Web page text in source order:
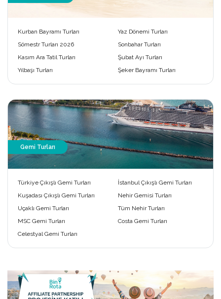
Kurban Bayramı Turları
Yaz Dönemi Turları
Sömestr Turları 2026
Sonbahar Turları
Kasım Ara Tatil Turları
Şubat Ayı Turları
Yılbaşı Turları
Şeker Bayramı Turları
Gemi Turları
Türkiye Çıkışlı Gemi Turları
İstanbul Çıkışlı Gemi Turları
Kuşadası Çıkışlı Gemi Turları
Nehir Gemisi Turları
Uçaklı Gemi Turları
Tüm Nehir Turları
MSC Gemi Turları
Costa Gemi Turları
Celestyal Gemi Turları